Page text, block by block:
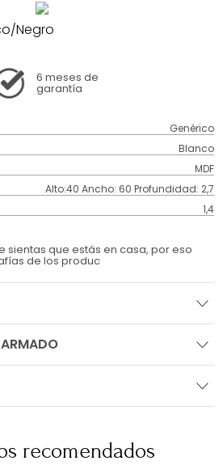
Negro
6 meses de
garantía
Genérico
Blanco
MDF
Alto:40 Ancho: 60 Profundidad: 2,7
1,4
sientas que estás en casa, por eso
de los produc
recomendados